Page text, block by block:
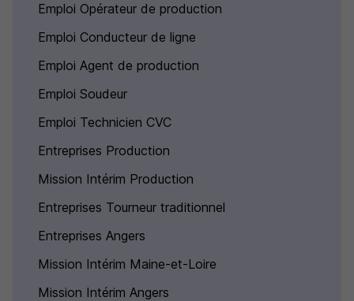
Emploi Opérateur de production
Emploi Conducteur de ligne
Emploi Agent de production
Emploi Soudeur
Emploi Technicien CVC
Entreprises Production
Mission Intérim Production
Entreprises Tourneur traditionnel
Entreprises Angers
Mission Intérim Maine-et-Loire
Mission Intérim Angers